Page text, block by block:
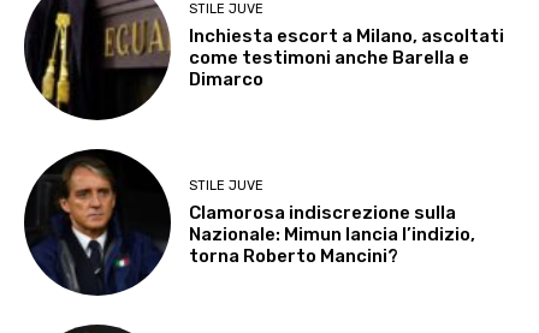
STILE JUVE
Inchiesta escort a Milano, ascoltati
come testimoni anche Barella e
Dimarco
STILE JUVE
Clamorosa indiscrezione sulla
Nazionale: Mimun lancia l’indizio,
torna Roberto Mancini?